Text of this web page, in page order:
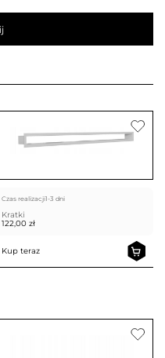
Czas realizacji1-3 dni
Kratki
122,00 zł
Kup teraz